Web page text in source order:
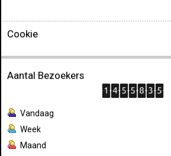
Cookie
Aantal Bezoekers
Vandaag
Week
Maand